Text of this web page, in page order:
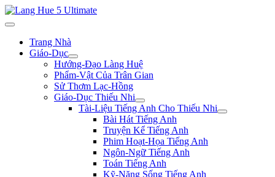
Trang Nhà
Giáo-Dục
Hướng-Đạo Làng Huệ
Phẩm-Vật Của Trân Gian
Sử Thơm Lạc-Hồng
Giáo-Dục Thiếu Nhi
Tài-Liệu Tiếng Anh Cho Thiếu Nhi
Bài Hát Tiếng Anh
Truyện Kể Tiếng Anh
Phim Hoạt-Họa Tiếng Anh
Ngôn-Ngữ Tiếng Anh
Toán Tiếng Anh
Kỹ-Năng Sống Tiếng Anh